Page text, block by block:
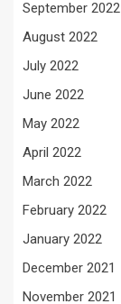
September 2022
August 2022
July 2022
June 2022
May 2022
April 2022
March 2022
February 2022
January 2022
December 2021
November 2021